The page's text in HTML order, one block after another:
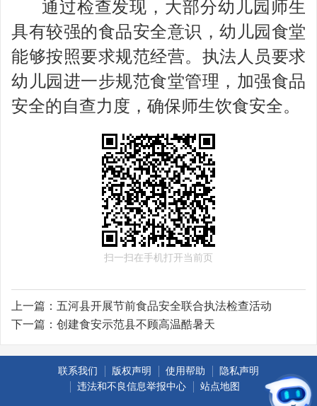
通过检查发现，大部分幼儿园师生
具有较强的食品安全意识，幼儿园食堂
能够按照要求规范经营。执法人员要求
幼儿园进一步规范食堂管理，加强食品
安全的自查力度，确保师生饮食安全。
扫一扫在手机打开当前页
上一篇： 五河县开展节前食品安全联合执法检查活动
下一篇： 创建食安示范县不顾高温酷暑天
联系我们 版权声明 使用帮助
隐私声明
违法和不良信息举报中心
站点地图